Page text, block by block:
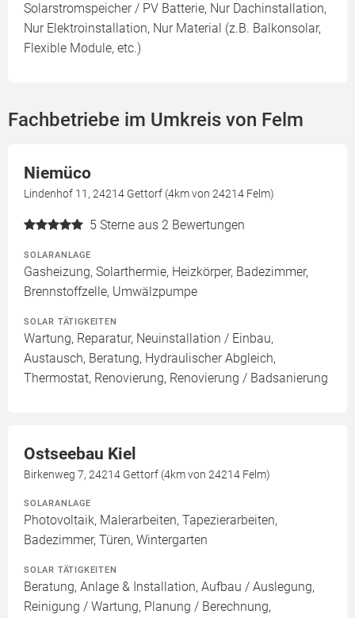
Solarstromspeicher / PV Batterie, Nur Dachinstallation,
Nur Elektroinstallation, Nur Material (z.B. Balkonsolar,
Flexible Module, etc.)
Fachbetriebe im Umkreis von Felm
Niemüco
Lindenhof 11, 24214 Gettorf (4km von 24214 Felm)
5 Sterne aus 2 Bewertungen
SOLARANLAGE
Gasheizung, Solarthermie, Heizkörper, Badezimmer,
Brennstoffzelle, Umwälzpumpe
SOLAR TÄTIGKEITEN
Wartung, Reparatur, Neuinstallation / Einbau,
Austausch, Beratung, Hydraulischer Abgleich,
Thermostat, Renovierung, Renovierung / Badsanierung
Ostseebau Kiel
Birkenweg 7, 24214 Gettorf (4km von 24214 Felm)
SOLARANLAGE
Photovoltaik, Malerarbeiten, Tapezierarbeiten,
Badezimmer, Türen, Wintergarten
SOLAR TÄTIGKEITEN
Beratung, Anlage & Installation, Aufbau / Auslegung,
Reinigung / Wartung, Planung / Berechnung,